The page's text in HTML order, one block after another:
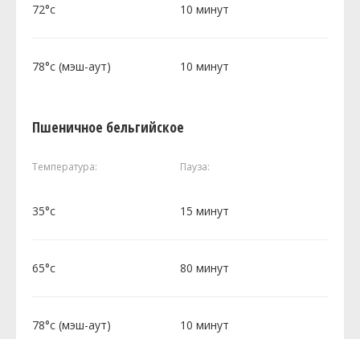
72°c 10 минут
78°c (мэш-аут) 10 минут
Пшеничное бельгийское
Температура: Пауза:
35°c 15 минут
65°c 80 минут
78°c (мэш-аут) 10 минут